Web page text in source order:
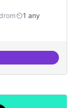
1 any
FLOSS